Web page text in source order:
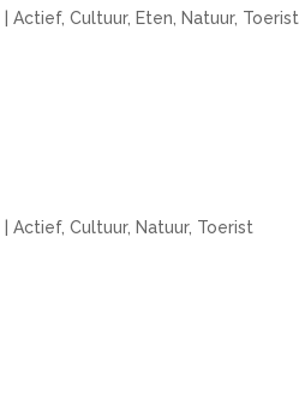
|Actief,Cultuur, Eten Natuur, Toerist
|Actief,Cultuur, Natuur, Toerist